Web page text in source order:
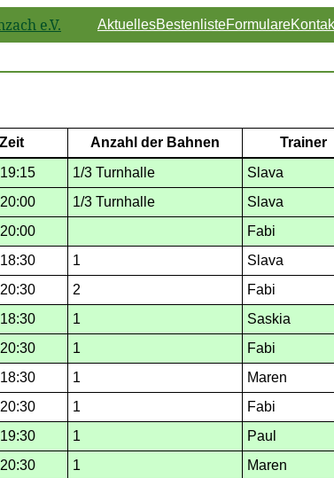
e.V. AktuellesBestenlisteFormulare
Zeit Anzahl der Bahnen Trainer
1/3 Turnhalle
Slava
1/3 Turnhalle
Slava
Fabi
1
Slava
2 Fabi
1
Saskia
1 Fabi
1
Maren
1 Fabi
1
Paul
1
Maren